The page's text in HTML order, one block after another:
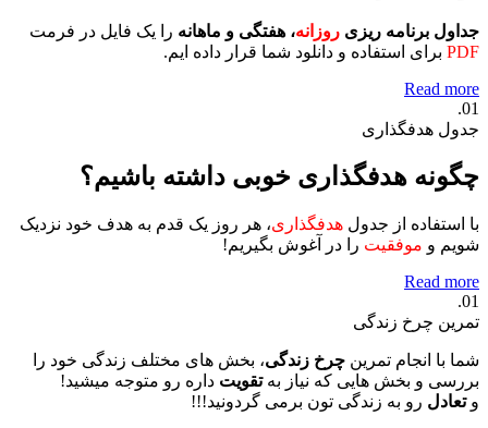
جداول برنامه ریزی روزانه، هفتگی و ماهانه را یک فایل در فرمت
PDF برای استفاده و دانلود شما قرار داده ایم.
Read more
01.
جدول هدفگذاری
چگونه هدفگذاری خوبی داشته باشیم؟
با استفاده از جدول هدفگذاری، هر روز یک قدم به هدف خود نزدیک
شویم و موفقیت را در آغوش بگیریم!
Read more
01.
تمرین چرخ زندگی
شما با انجام تمرین چرخ زندگی، بخش های مختلف زندگی خود را
بررسی و بخش هایی که نیاز بهتقویت داره رو متوجه میشید!
وتعادل رو به زندگی تون برمی گردونید!!!